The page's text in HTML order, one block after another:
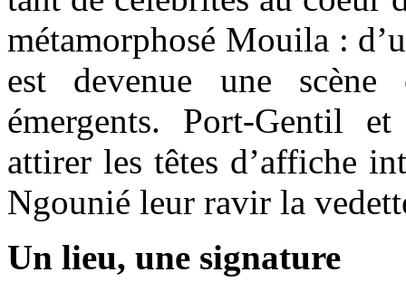
métamorphosé Mouila :
est devenue une
émergents. Port-Gentil
attirer les têtes d’affiche
Ngounié leur ravir la
Un lieu, une signature